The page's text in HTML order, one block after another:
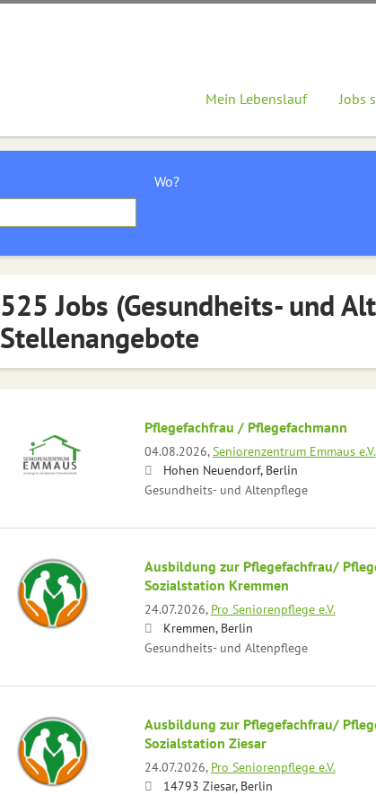
Mein Lebenslauf Jobs
Wo?
525 Jobs (Gesundheits- und
Stellenangebote
Pflegefachfrau / Pflegefachmann
04.08.2026, Seniorenzentrum Emmaus e.V.
Hohen Neuendorf, Berlin
Gesundheits- und Altenpflege
Ausbildung zur Pflegefachfrau/
Sozialstation Kremmen
24.07.2026, Pro Seniorenpflege e.V.
Kremmen, Berlin
Gesundheits- und Altenpflege
Ausbildung zur Pflegefachfrau/
Sozialstation Ziesar
24.07.2026, Pro Seniorenpflege e.V.
14793 Ziesar, Berlin